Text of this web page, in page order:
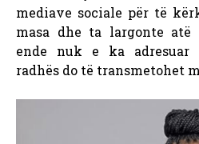
mediave sociale për të
masa dhe ta largonte atë
ende nuk e ka
radhës do të transmetohet